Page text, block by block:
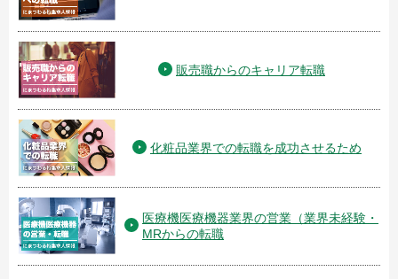
販売職からのキャリア転職
化粧品業界での転職を成功させるため
医療機医療機器業界の営業（業界未経験・
MRからの転職